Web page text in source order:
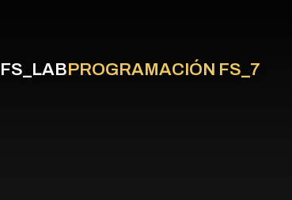
FS_LABPROGRAMACIÓN FS_7